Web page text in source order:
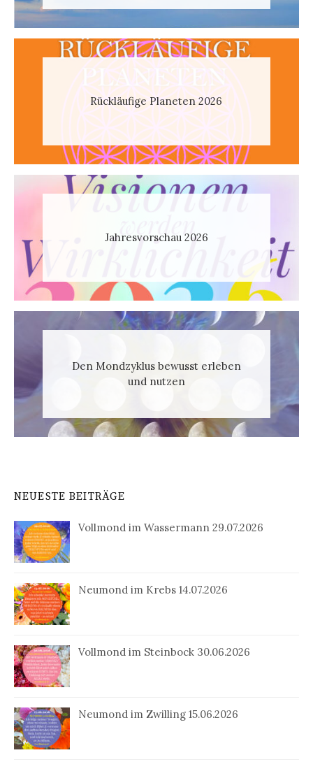
Rückläufige Planeten 2026
Jahresvorschau 2026
Den Mondzyklus bewusst erleben
und nutzen
NEUESTE BEITRÄGE
Vollmond im Wassermann 29.07.2026
Neumond im Krebs 14.07.2026
Vollmond im Steinbock 30.06.2026
Neumond im Zwilling 15.06.2026